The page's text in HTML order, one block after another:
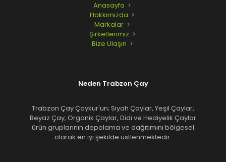
Anasayfa
Hakkımızda
Markalar
Şirketlerimiz
Bize Ulaşın
Neden Trabzon Çay
Trabzon Çay Çaykur'un; Siyah Çaylar, Yeşil Çaylar,
Beyaz Çay, Organik Çaylar, Didi ve Hediyelik Çaylar
ürün gruplarının depolama ve dağıtımını bölgesel
olarak en iyi şekilde üstlenmektedir.